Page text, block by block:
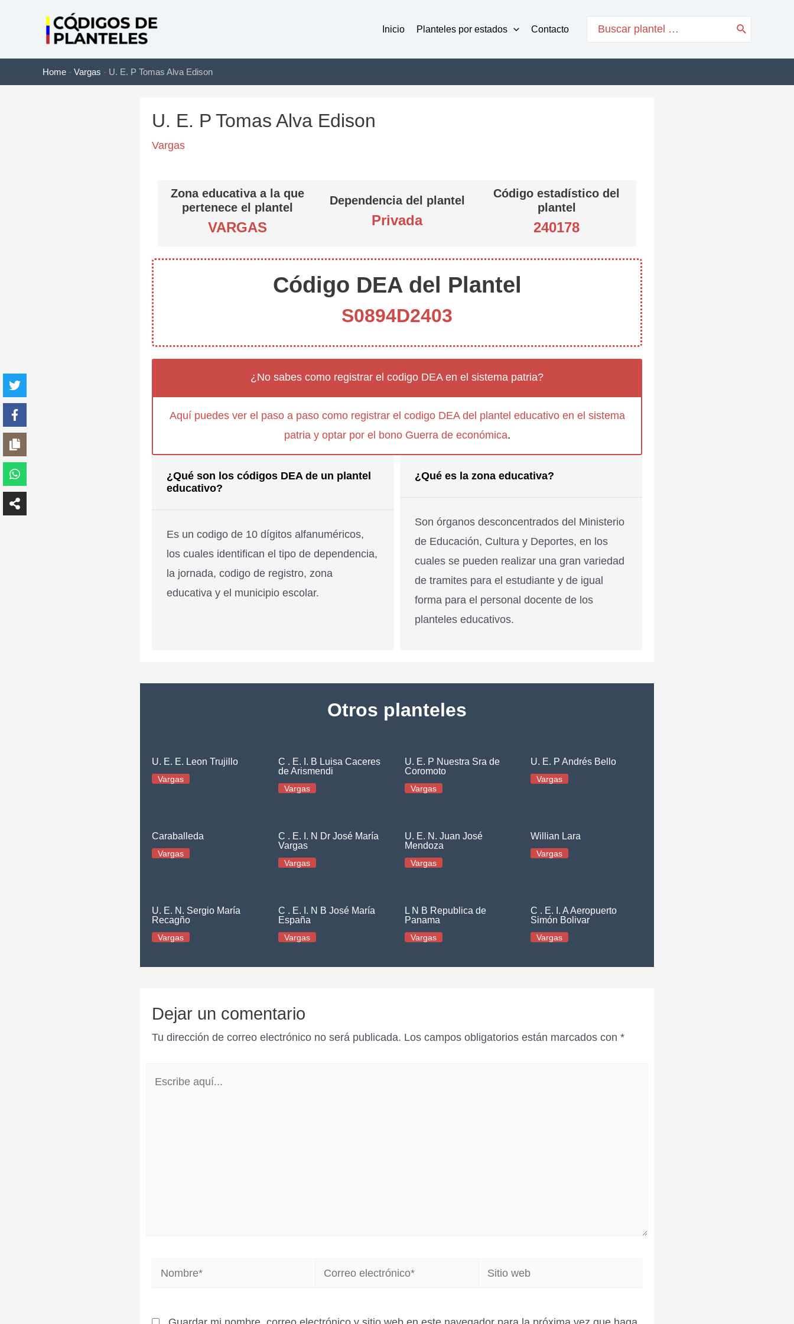
Inicio Planteles por estados Contacto
for:
Home - Vargas - U. E. P Tomas Alva Edison
U. E. P Tomas Alva Edison
Vargas
Zona educativa a la que
pertenece el plantel
VARGAS
Dependencia del plantel
Privada
Código estadístico del
plantel
240178
Código DEA del Plantel
S0894D2403
¿No sabes como registrar el codigo DEA en el sistema patria?
Aquí puedes ver el paso a paso como registrar el codigo DEA del plantel educativo en el sistema
patria y optar por el bono Guerra de económica.
¿Qué son los códigos DEA de un plantel
educativo?
Es un codigo de 10 dígitos alfanuméricos,
los cuales identifican el tipo de dependencia,
la jornada, codigo de registro, zona
educativa y el municipio escolar.
¿Qué es la zona educativa?
Son órganos desconcentrados del Ministerio
de Educación, Cultura y Deportes, en los
cuales se pueden realizar una gran variedad
de tramites para el estudiante y de igual
forma para el personal docente de los
planteles educativos.
Otros planteles
U. E. E. Leon Trujillo
Vargas
C . E. I. B Luisa Caceres
de Arismendi
Vargas
U. E. P Nuestra Sra de
Coromoto
Vargas
U. E. P Andrés Bello
Vargas
Caraballeda
Vargas
C . E. I. N Dr José María
Vargas
Vargas
U. E. N. Juan José
Mendoza
Vargas
Willian Lara
Vargas
U. E. N. Sergio María
Recagño
Vargas
C . E. I. N B José María
España
Vargas
L N B Republica de
Panama
Vargas
C . E. I. A Aeropuerto
Simón Bolivar
Vargas
Dejar un comentario
Tu dirección de correo electrónico no será publicada. Los campos obligatorios están marcados con *
Nombre*
Correo
Sitio